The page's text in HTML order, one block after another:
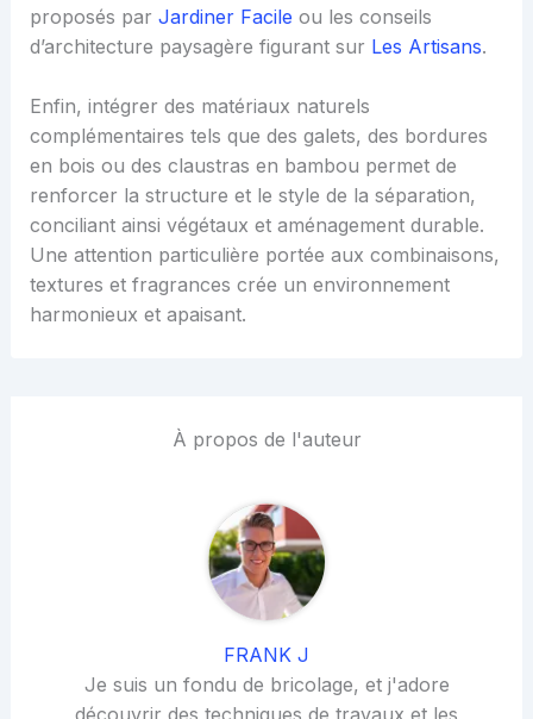
proposés par Jardiner Facile ou les conseils
d’architecture paysagère figurant sur Les Artisans.
Enfin, intégrer des matériaux naturels
complémentaires tels que des galets, des bordures
en bois ou des claustras en bambou permet de
renforcer la structure et le style de la séparation,
conciliant ainsi végétaux et aménagement durable.
Une attention particulière portée aux combinaisons,
textures et fragrances crée un environnement
harmonieux et apaisant.
À propos de l'auteur
FRANK J
Je suis un fondu de bricolage, et j'adore